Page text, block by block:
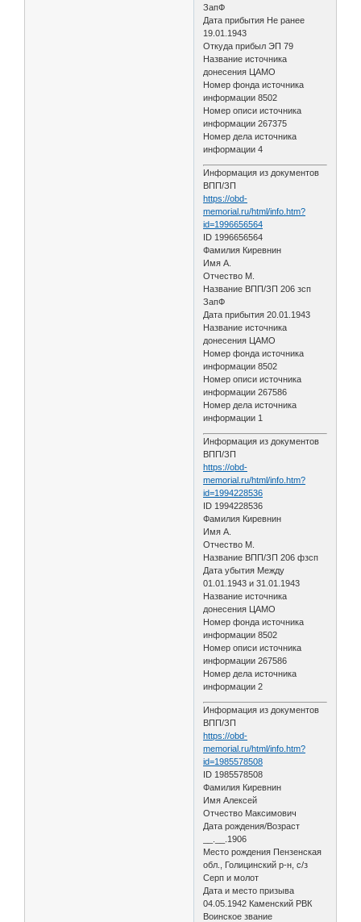
ЗапФ
Дата прибытия Не ранее
19.01.1943
Откуда прибыл ЭП 79
Название источника
донесения ЦАМО
Номер фонда источника
информации 8502
Номер описи источника
информации 267375
Номер дела источника
информации 4
Информация из документов
ВПП/ЗП
https://obd-
memorial.ru/html/info.htm?
id=1996656564
ID 1996656564
Фамилия Киревнин
Имя А.
Отчество М.
Название ВПП/ЗП 206 зсп
ЗапФ
Дата прибытия 20.01.1943
Название источника
донесения ЦАМО
Номер фонда источника
информации 8502
Номер описи источника
информации 267586
Номер дела источника
информации 1
Информация из документов
ВПП/ЗП
https://obd-
memorial.ru/html/info.htm?
id=1994228536
ID 1994228536
Фамилия Киревнин
Имя А.
Отчество М.
Название ВПП/ЗП 206 фзсп
Дата убытия Между
01.01.1943 и 31.01.1943
Название источника
донесения ЦАМО
Номер фонда источника
информации 8502
Номер описи источника
информации 267586
Номер дела источника
информации 2
Информация из документов
ВПП/ЗП
https://obd-
memorial.ru/html/info.htm?
id=1985578508
ID 1985578508
Фамилия Киревнин
Имя Алексей
Отчество Максимович
Дата рождения/Возраст
__.__.1906
Место рождения Пензенская
обл., Голицинский р-н, с/з
Серп и молот
Дата и место призыва
04.05.1942 Каменский РВК
Воинское звание